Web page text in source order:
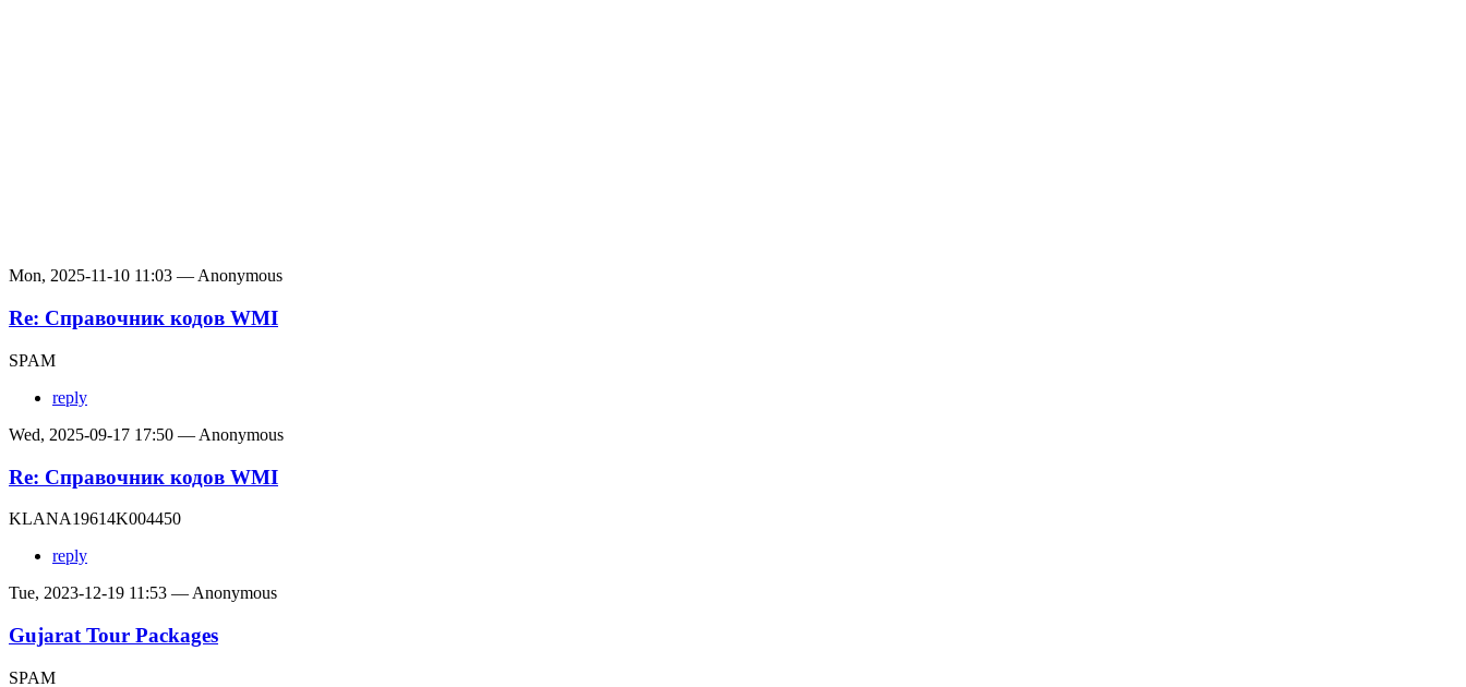
Mon, 2025-11-10 11:03 — Anonymous
Re: Справочник кодов WMI
SPAM
reply
Wed, 2025-09-17 17:50 — Anonymous
Re: Справочник кодов WMI
KLANA19614K004450
reply
Tue, 2023-12-19 11:53 — Anonymous
Gujarat Tour Packages
SPAM